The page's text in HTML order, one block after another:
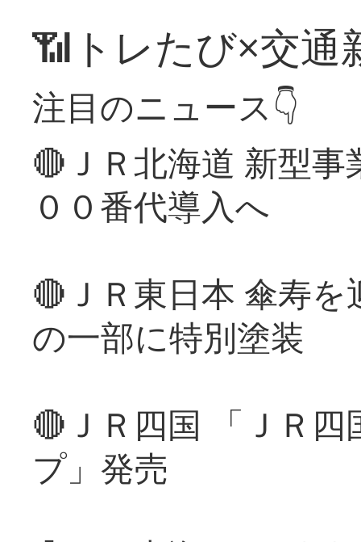
📶トレたび×交通
注目のニュース👇
🔴ＪＲ北海道 新型
００番代導入へ
🔴ＪＲ東日本 傘寿
の一部に特別塗装
🔴ＪＲ四国 「ＪＲ
プ」発売